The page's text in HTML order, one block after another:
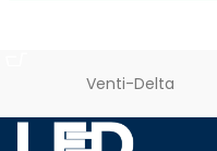
Venti-Delta